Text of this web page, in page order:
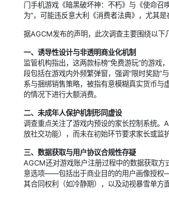
门手机游戏《暗黑破坏神：不朽》与《使命召
为”，可能违反意大利《消费者法典》，尤其
据AGCM发布的声明，此次调查主要围绕以下
一、诱导性设计与非透明商业化机制
监管机构指出，这两款标榜“免费游玩”的游戏
段包括在游戏内外频繁弹窗，强调“限时奖励”
系与捆绑销售策略，被指有意模糊真实货币
的情况下进行大额消费。
二、未成年人保护机制形同虚设
调查重点关注了游戏内预设的家长控制系统
放社交功能），而未在初始环节要求家长或监
三、数据获取与用户协议合规性存疑
AGCM还对游戏账户注册过程中的数据获取
意选项——包括出于商业目的的用户画像授权
其合同权利（如冷静期），以及动视暴雪单方